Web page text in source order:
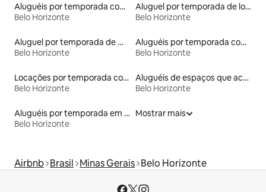
Aluguéis por temporada com sauna
Belo Horizonte
Aluguel por temporada de lofts
Belo Horizonte
Aluguel por temporada de microcasas
Belo Horizonte
Aluguéis por temporada com acesso ao lago
Belo Horizonte
Locações por temporada com piscina
Belo Horizonte
Aluguéis de espaços que aceitam animais de estimação
Belo Horizonte
Aluguéis por temporada em albergue
Belo Horizonte
Mostrar mais
Airbnb Brasil Minas Gerais Belo Horizonte